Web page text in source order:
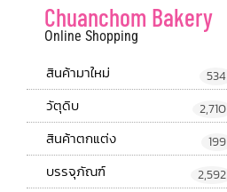
Chuanchom Bakery
Online Shopping
สินค้ามาใหม่ 534
วัตุดิบ 2,710
สินค้าตกแต่ง 199
บรรจุภัณฑ์ 2,592